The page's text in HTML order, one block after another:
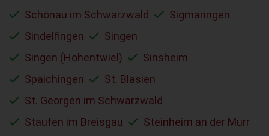
Schönau im Schwarzwald
Sigmaringen
Sindelfingen
Singen
Singen (Hohentwiel)
Sinsheim
Spaichingen
St. Blasien
St. Georgen im Schwarzwald
Staufen im Breisgau
Steinheim an der Murr